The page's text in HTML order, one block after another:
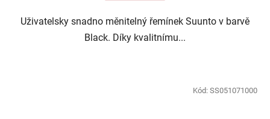
Uživatelsky snadno měnitelný řemínek Suunto v barvě
Black. Díky kvalitnímu...
Kód: SS051071000